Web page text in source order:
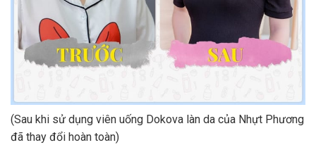
(Sau khi sử dụng viên uống Dokova làn da của Nhựt Phương
đã thay đổi hoàn toàn)